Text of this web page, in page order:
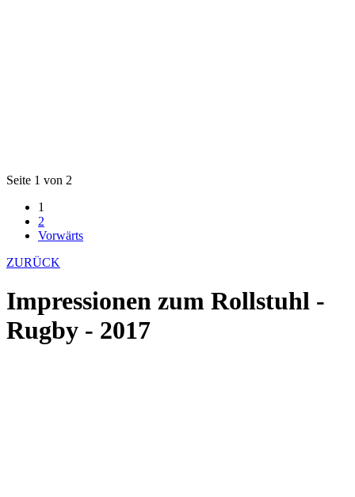
Seite 1 von 2
1
2
Vorwärts
ZURÜCK
Impressionen zum Rollstuhl -
Rugby - 2017